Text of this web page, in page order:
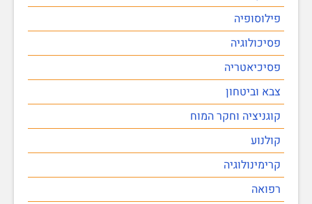
פילוסופיה
פסיכולוגיה
פסיכיאטריה
צבא וביטחון
קוגניציה וחקר המוח
קולנוע
קרימינולוגיה
רפואה